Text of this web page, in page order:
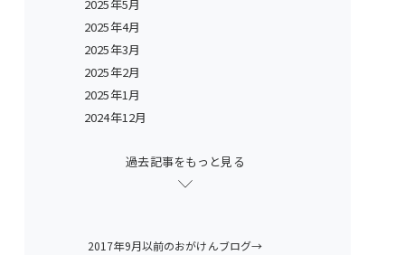
2025年5月
2025年4月
2025年3月
2025年2月
2025年1月
2024年12月
過去記事をもっと見る
2017年9月以前のおがけんブログ→